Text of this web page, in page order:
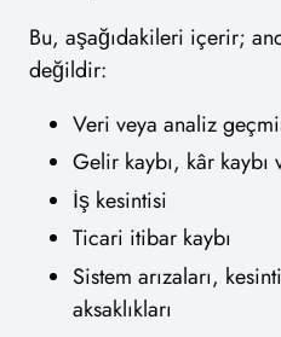
Bu, aşağıdakileri içerir;
değildir:
Veri veya analiz
Gelir kaybı, kâr kaybı
İş kesintisi
Ticari itibar kaybı
Sistem arızaları,
aksaklıkları